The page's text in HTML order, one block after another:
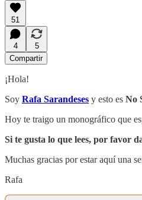
51
4
5
Compartir
¡Hola!
Soy Rafa Sarandeses y esto es No
Hoy te traigo un monográfico que
Si te gusta lo que lees, por favor
Muchas gracias por estar aquí una
Rafa